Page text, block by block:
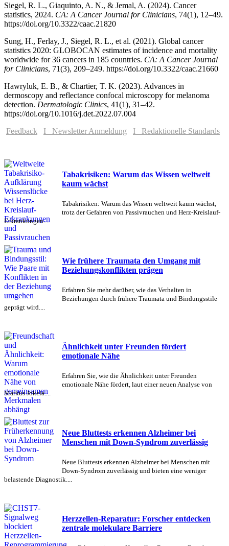
Siegel, R. L., Giaquinto, A. N., & Jemal, A. (2024). Cancer
statistics, 2024. CA: A Cancer Journal for Clinicians, 74(1), 12–49.
https://doi.org/10.3322/caac.21820
Sung, H., Ferlay, J., Siegel, R. L., et al. (2021). Global cancer
statistics 2020: GLOBOCAN estimates of incidence and mortality
worldwide for 36 cancers in 185 countries. CA: A Cancer Journal
for Clinicians, 71(3), 209–249. https://doi.org/10.3322/caac.21660
Hawryluk, E. B., & Chartier, T. K. (2023). Advances in
dermoscopy and reflectance confocal microscopy for melanoma
detection. Dermatologic Clinics, 41(1), 31–42.
https://doi.org/10.1016/j.det.2022.07.004
Feedback
I Newsletter Anmeldung I Redaktionelle Standards
Tabakrisiken: Warum das Wissen weltweit
kaum wächst
Tabakrisiken: Warum das Wissen weltweit kaum wächst,
trotz der Gefahren von Passivrauchen und Herz-Kreislauf-
Erkrankungen....
Wie frühere Traumata den Umgang mit
Beziehungskonflikten prägen
Erfahren Sie mehr darüber, wie das Verhalten in
Beziehungen durch frühere Traumata und Bindungsstile
geprägt wird....
Ähnlichkeit unter Freunden fördert
emotionale Nähe
Erfahren Sie, wie die Ähnlichkeit unter Freunden
emotionale Nähe fördert, laut einer neuen Analyse von
Markus Jokela....
Neue Bluttests erkennen Alzheimer bei
Menschen mit Down-Syndrom zuverlässig
Neue Bluttests erkennen Alzheimer bei Menschen mit
Down-Syndrom zuverlässig und bieten eine weniger
belastende Diagnostik....
Herzzellen-Reparatur: Forscher entdecken
zentrale molekulare Barriere